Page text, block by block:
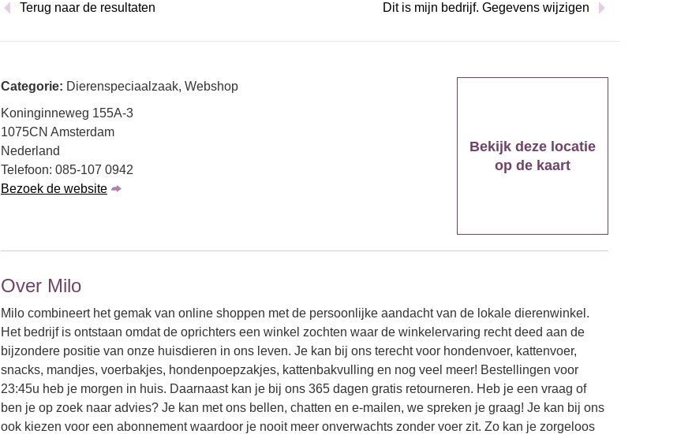
Terug naar de resultaten Dit is mijn bedrijf. Gegevens wijzigen
Categorie: Dierenspeciaalzaak, Webshop
Koninginneweg 155A-3
1075CN Amsterdam
Nederland
Telefoon: 085-107 0942
Bezoek de website
Bekijk deze locatie
op de kaart
Over Milo
Milo combineert het gemak van online shoppen met de persoonlijke aandacht van de lokale dierenwinkel.
Het bedrijf is ontstaan omdat de oprichters een winkel zochten waar de winkelervaring recht deed aan de
bijzondere positie van onze huisdieren in ons leven. Je kan bij ons terecht voor hondenvoer, kattenvoer,
snacks, mandjes, voerbakjes, hondenpoepzakjes, kattenbakvulling en nog veel meer! Bestellingen voor
23:45u heb je morgen in huis. Daarnaast kan je bij ons 365 dagen gratis retourneren. Heb je een vraag of
ben je op zoek naar advies? Je kan met ons bellen, chatten en e-mailen, we spreken je graag! Je kan bij ons
ook kiezen voor een abonnement waardoor je nooit meer onverwachts zonder voer zit. Zo kan je zorgeloos